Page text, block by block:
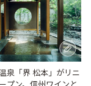
泉「界 松本」がリニ